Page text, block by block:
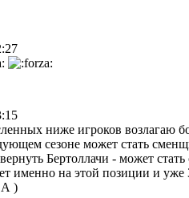
ниже игроков возлагаю
сезоне может стать
Бертоллачи - может
именно на этой позиции и уже
А )